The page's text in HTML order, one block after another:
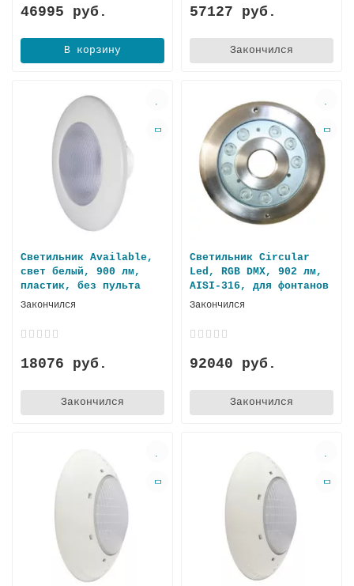
46995 руб.
В корзину
57127 руб.
Закончился
Светильник Available,
свет белый, 900 лм,
пластик, без пульта
Закончился
18076 руб.
Закончился
Светильник Circular
Led, RGB DMX, 902 лм,
AISI-316, для фонтанов
Закончился
92040 руб.
Закончился